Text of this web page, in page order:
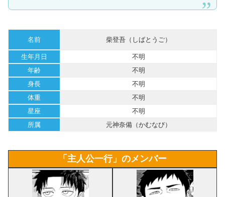
名前 柴登吾（しばとうご）
生年月日
不明
年齢
不明
身長
不明
体重
不明
星座
不明
所属
元神奈備（かむなび）
「主人公一行」のメンバー